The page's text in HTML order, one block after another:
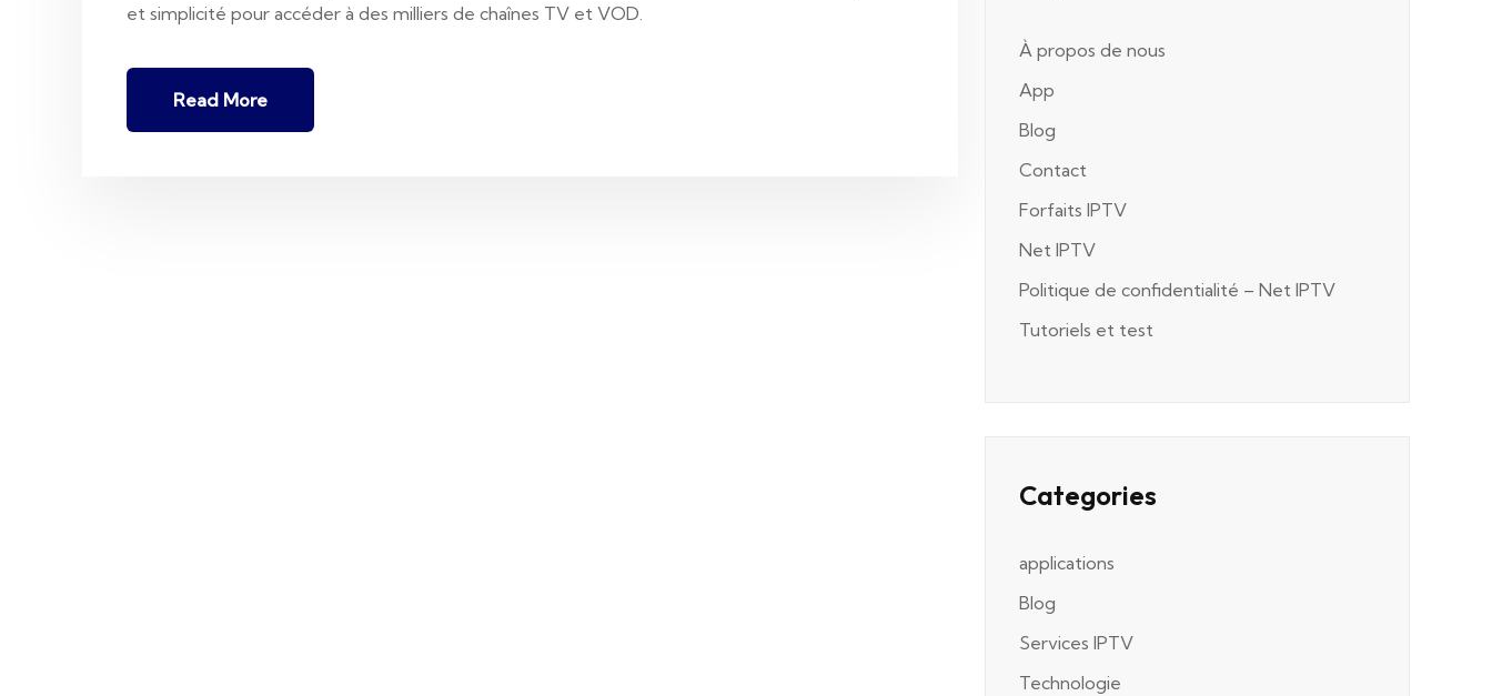
et simplicité pour accéder à des milliers de chaînes TV et VOD.
Read More
À propos de nous
App
Blog
Contact
Forfaits IPTV
Net IPTV
Politique de confidentialité – Net IPTV
Tutoriels et test
Categories
applications
Blog
Services IPTV
Technologie